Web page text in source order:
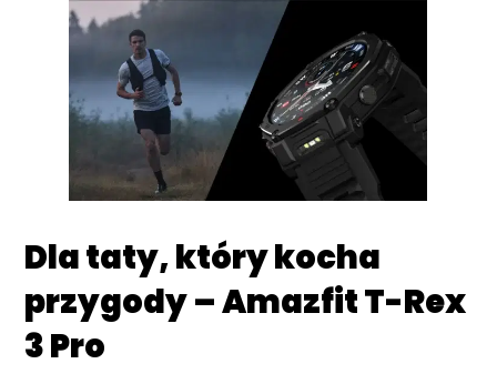
Dla taty, który kocha
przygody – Amazfit T-Rex
3 Pro